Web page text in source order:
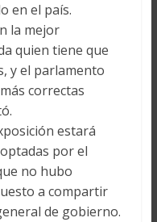
en el país.
la mejor
quien tiene que
y el parlamento
correctas
estará
por el
no hubo
a compartir
de gobierno.